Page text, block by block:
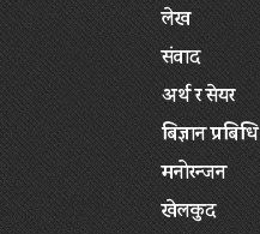
लेख
संवाद
अर्थ र सेयर
बिज्ञान प्रबिधि
मनोरन्जन
खेलकुद